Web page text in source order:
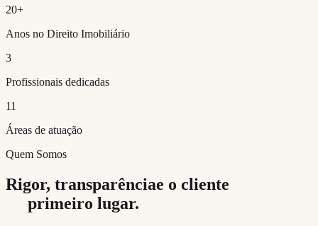
20+
Anos no Direito Imobiliário
3
Profissionais dedicadas
11
Áreas de atuação
Quem Somos
Rigor, transparênciae o cliente
primeiro lugar.